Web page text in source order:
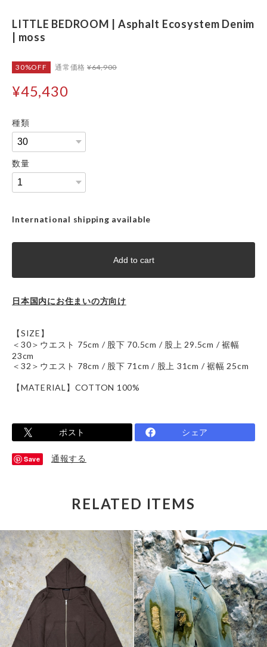
LITTLE BEDROOM | Asphalt Ecosystem Denim
| moss
30%OFF 通常価格 ¥64,900
¥45,430
種類
数量
International shipping available
Add to cart
日本国内にお住まいの方向け
【SIZE】
＜30＞ウエスト 75cm / 股下 70.5cm / 股上 29.5cm / 裾幅
23cm
＜32＞ウエスト 78cm / 股下 71cm / 股上 31cm / 裾幅 25cm
【MATERIAL】COTTON 100%
ポスト シェア
Save 通報する
RELATED ITEMS